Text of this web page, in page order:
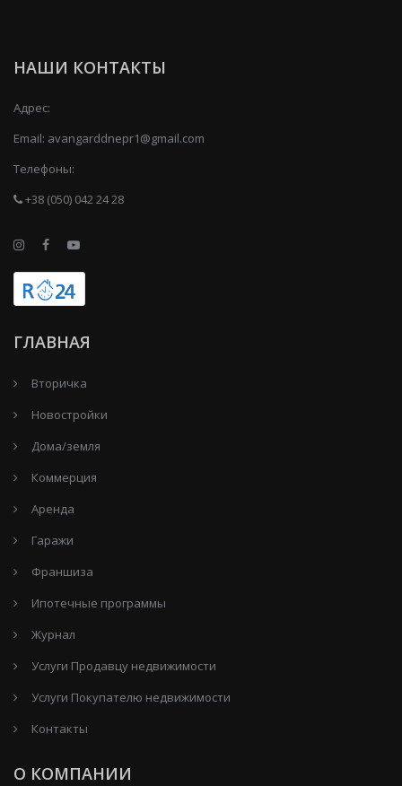
НАШИ КОНТАКТЫ
Адрес:
Email: avangarddnepr1@gmail.com
Телефоны:
+38 (050) 042 24 28
ГЛАВНАЯ
Вторичка
Новостройки
Дома/земля
Коммерция
Аренда
Гаражи
Франшиза
Ипотечные программы
Журнал
Услуги Продавцу недвижимости
Услуги Покупателю недвижимости
Контакты
О КОМПАНИИ